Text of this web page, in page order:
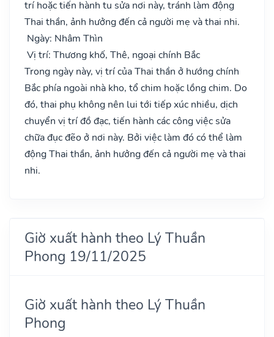
trí hoặc tiến hành tu sửa nơi này, tránh làm động
Thai thần, ảnh hưởng đến cả người mẹ và thai nhi.
Ngày: Nhâm Thìn
Vị trí: Thương khố, Thê, ngoại chính Bắc
Trong ngày này, vị trí của Thai thần ở hướng chính
Bắc phía ngoài nhà kho, tổ chim hoặc lồng chim. Do
đó, thai phụ không nên lui tới tiếp xúc nhiều, dịch
chuyển vị trí đồ đạc, tiến hành các công việc sửa
chữa đục đẽo ở nơi này. Bởi việc làm đó có thể làm
động Thai thần, ảnh hưởng đến cả người mẹ và thai
nhi.
Giờ xuất hành theo Lý Thuần
Phong 19/11/2025
Giờ xuất hành theo Lý Thuần
Phong